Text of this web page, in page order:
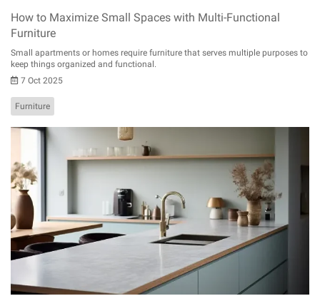
How to Maximize Small Spaces with Multi-Functional
Furniture
Small apartments or homes require furniture that serves multiple purposes to
keep things organized and functional.
7 Oct 2025
Furniture